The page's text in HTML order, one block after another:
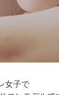
女子で